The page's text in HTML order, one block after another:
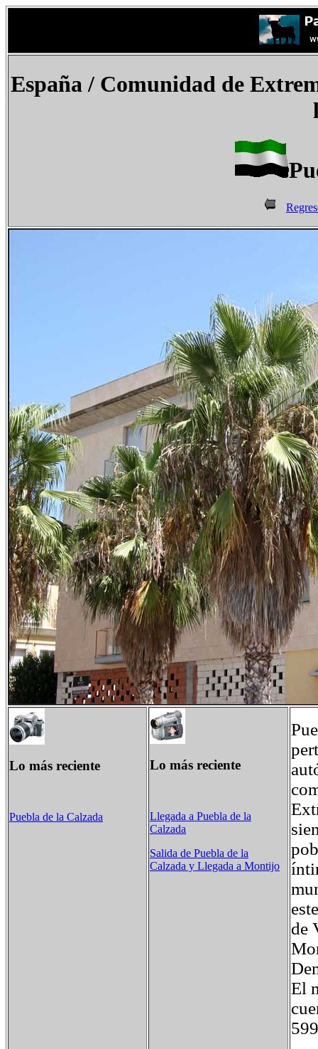
España/ Comunidad de
Lo más reciente
Puebla de la Calzada
Lo más reciente
Llegada a Puebla de la
Calzada
Salida de Puebla de la
Calzada y Llegada a Montijo
de
El